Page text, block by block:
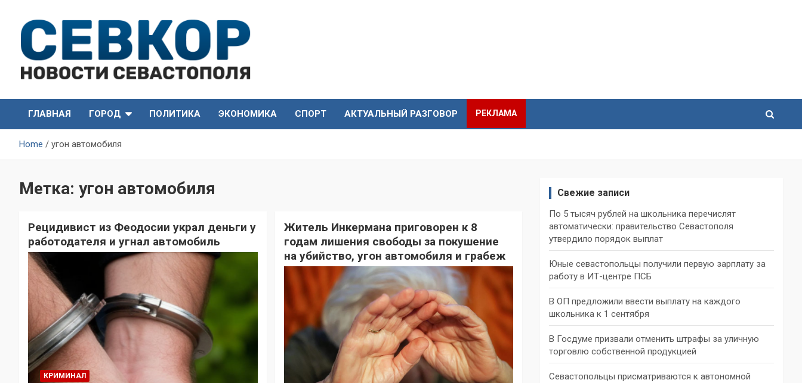
content
СевКор — Новости
Севастополя
Севастополя
ГЛАВНАЯ
ГОРОД ПОЛИТИКА ЭКОНОМИКА СПОРТ АКТУАЛЬНЫЙ РАЗГОВОР РЕКЛАМА
Home угон автомобиля
Метка: угон автомобиля
Рецидивист из Феодосии украл деньги у
работодателя и угнал автомобиль
КРИМИНАЛ
Житель Инкермана приговорен к 8
годам лишения свободы за покушение
на убийство, угон автомобиля и грабеж
Свежие записи
По 5 тысяч рублей на школьника перечислят
автоматически: правительство Севастополя
утвердило порядок выплат
Юные севастопольцы получили первую зарплату за
работу в ИТ-центре ПСБ
В ОП предложили ввести выплату на каждого
школьника к 1 сентября
В Госдуме призвали отменить штрафы за уличную
торговлю собственной продукцией
Севастопольцы присматриваются к автономной